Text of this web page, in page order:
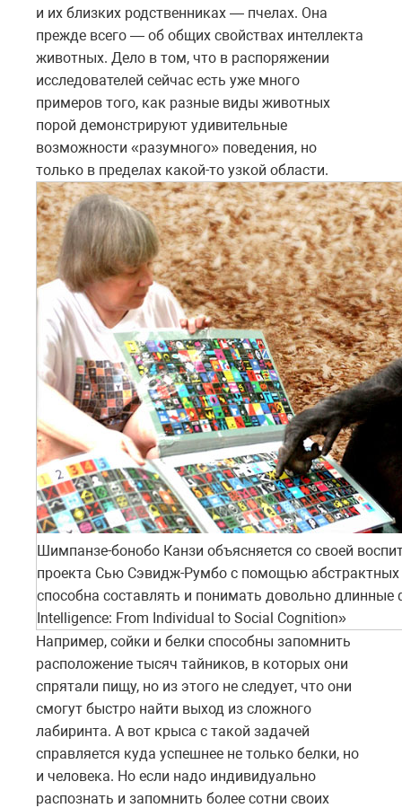
и их близких родственниках — пчелах. Она
прежде всего — об общих свойствах интеллекта
животных. Дело в том, что в распоряжении
исследователей сейчас есть уже много
примеров того, как разные виды животных
порой демонстрируют удивительные
возможности «разумного» поведения, но
только в пределах какой-то узкой области.
Шимпанзе-бонобо Канзи объясняется со своей
проекта Сью Сэвидж-Румбо с помощью абстрактных
способна составлять и понимать довольно
Intelligence: From Individual to Social Cognition»
Например, сойки и белки способны запомнить
расположение тысяч тайников, в которых они
спрятали пищу, но из этого не следует, что они
смогут быстро найти выход из сложного
лабиринта. А вот крыса с такой задачей
справляется куда успешнее не только белки, но
и человека. Но если надо индивидуально
распознать и запомнить более сотни своих